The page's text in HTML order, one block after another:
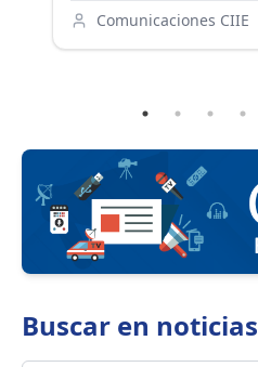
Comunicaciones CIIE
Buscar en noticias